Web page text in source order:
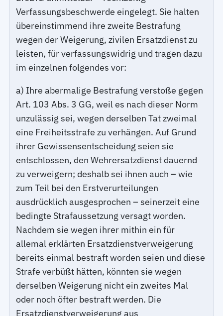
Verfassungsbeschwerde eingelegt. Sie halten
übereinstimmend ihre zweite Bestrafung
wegen der Weigerung, zivilen Ersatzdienst zu
leisten, für verfassungswidrig und tragen dazu
im einzelnen folgendes vor:
a) Ihre abermalige Bestrafung verstoße gegen
Art. 103 Abs. 3 GG, weil es nach dieser Norm
unzulässig sei, wegen derselben Tat zweimal
eine Freiheitsstrafe zu verhängen. Auf Grund
ihrer Gewissensentscheidung seien sie
entschlossen, den Wehrersatzdienst dauernd
zu verweigern; deshalb sei ihnen auch – wie
zum Teil bei den Erstverurteilungen
ausdrücklich ausgesprochen – seinerzeit eine
bedingte Strafaussetzung versagt worden.
Nachdem sie wegen ihrer mithin ein für
allemal erklärten Ersatzdienstverweigerung
bereits einmal bestraft worden seien und diese
Strafe verbüßt hätten, könnten sie wegen
derselben Weigerung nicht ein zweites Mal
oder noch öfter bestraft werden. Die
Ersatzdienstverweigerung aus